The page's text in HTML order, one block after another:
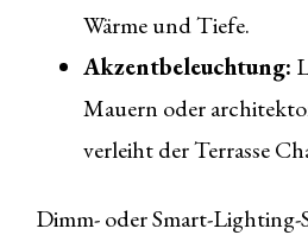
Wärme und Tiefe.
Akzentbeleuchtung:
Mauern oder
verleiht der Terrasse
Dimm- oder Smart-Lighting-